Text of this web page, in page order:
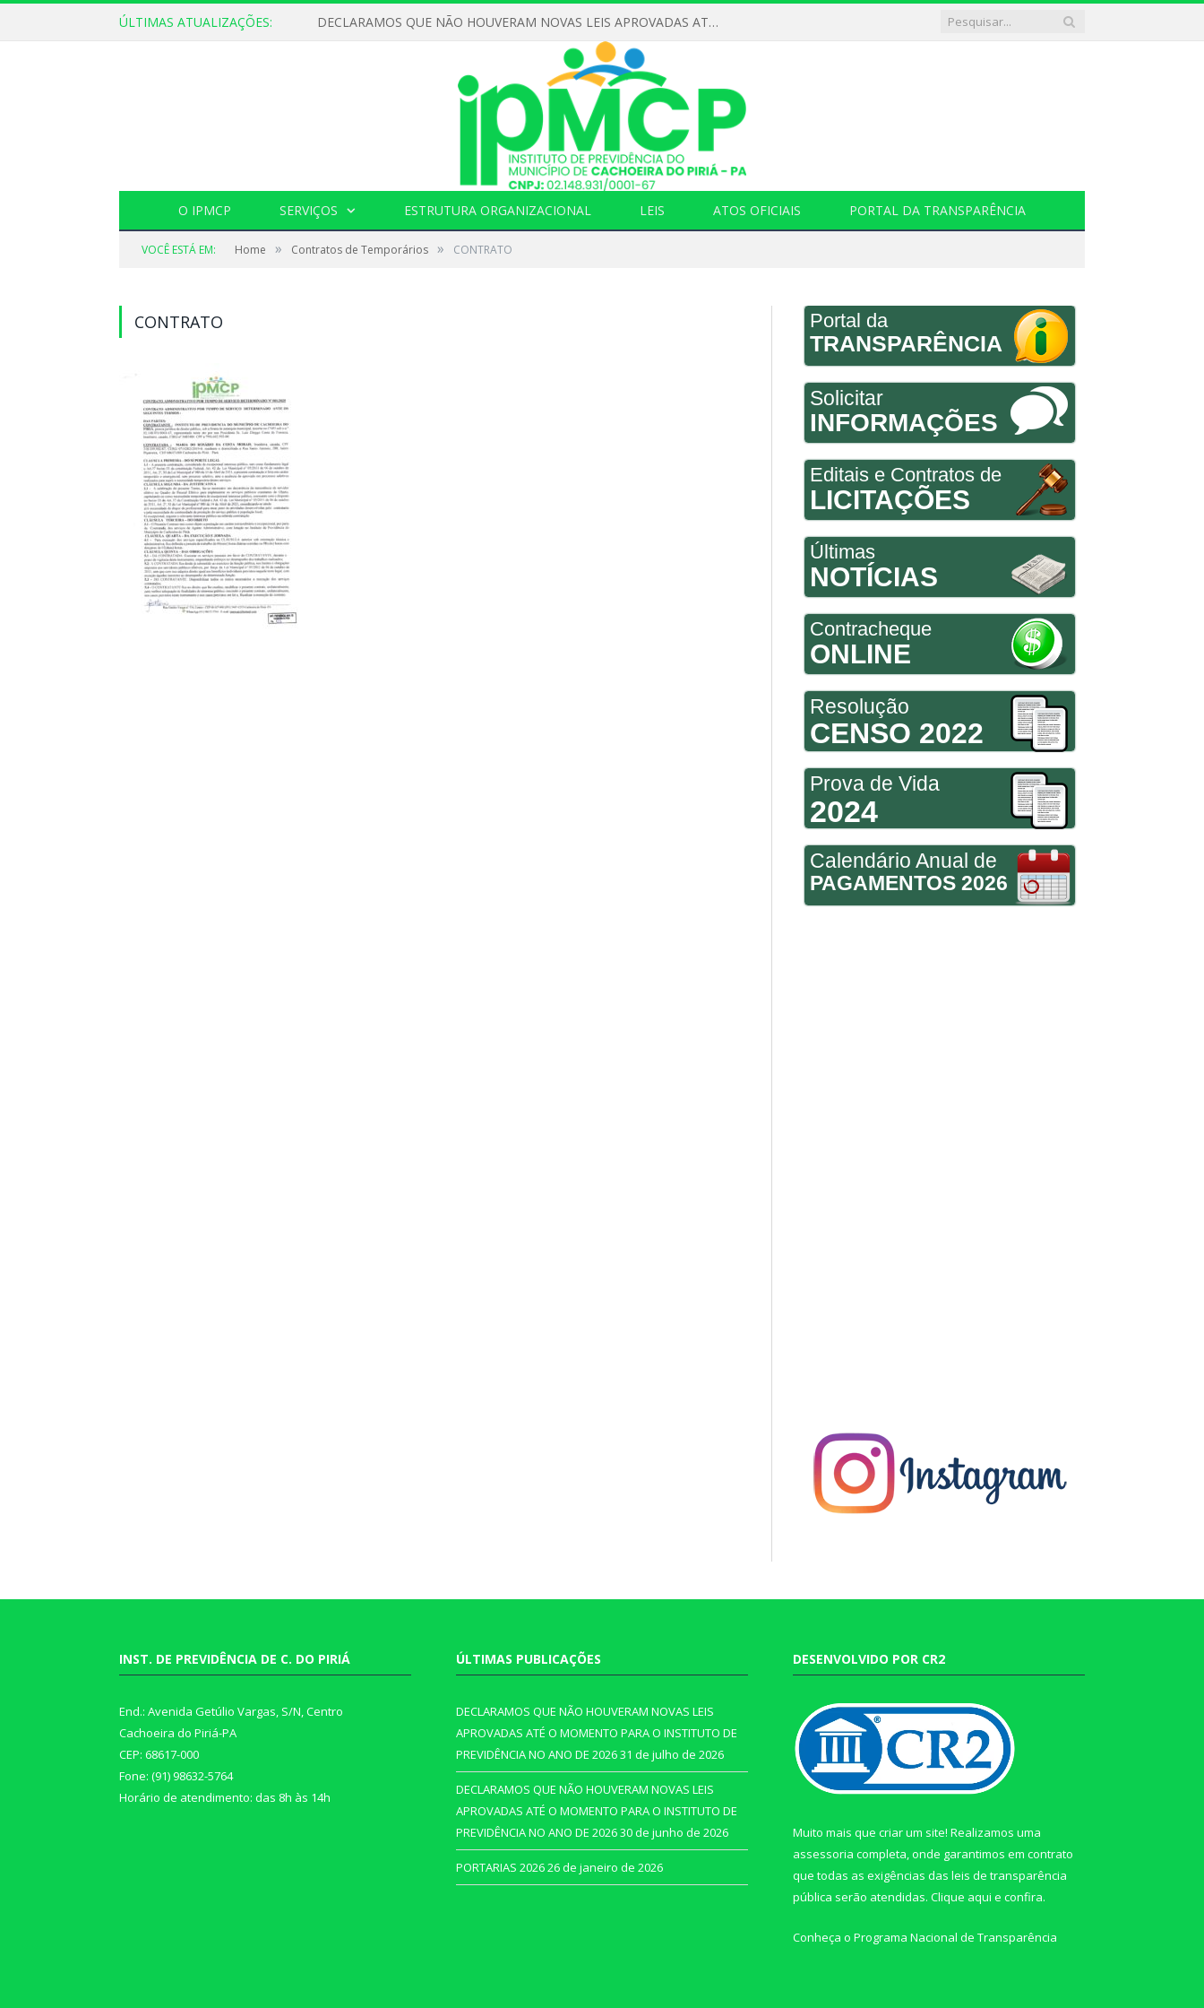
ÚLTIMAS ATUALIZAÇÕES: DECLARAMOS QUE NÃO HOUVERAM NOVAS LEIS APROVADAS ATÉ O MOMENTO PARA O INSTITUTO DE PREVIDÊNCIA NO ANO DE 2026
O IPMCP SERVIÇOS ESTRUTURA ORGANIZACIONAL LEIS ATOS OFICIAIS PORTAL DA TRANSPARÊNCIA
VOCÊ ESTÁ EM: Home » Contratos de Temporários » CONTRATO
CONTRATO Portal da
TRANSPARÊNCIA
Solicitar
INFORMAÇÕES
Editais e Contratos de
LICITAÇÕES
Últimas
NOTÍCIAS
Contracheque
ONLINE
Resolução
CENSO 2022
Prova de Vida
2024
Calendário Anual de
PAGAMENTOS 2026
INST. DE PREVIDÊNCIA DE C. DO PIRIÁ
End.: Avenida Getúlio Vargas, S/N, Centro
Cachoeira do Piriá-PA
CEP: 68617-000
Fone: (91) 98632-5764
Horário de atendimento: das 8h às 14h
ÚLTIMAS PUBLICAÇÕES
DECLARAMOS QUE NÃO HOUVERAM NOVAS LEIS
APROVADAS ATÉ O MOMENTO PARA O INSTITUTO DE
PREVIDÊNCIA NO ANO DE 202631 de julho de 2026
DECLARAMOS QUE NÃO HOUVERAM NOVAS LEIS
APROVADAS ATÉ O MOMENTO PARA O INSTITUTO DE
PREVIDÊNCIA NO ANO DE 202630 de junho de 2026
PORTARIAS 202626 de janeiro de 2026
DESENVOLVIDO POR CR2
Muito mais que criar um site! Realizamos uma
assessoria completa, onde garantimos em contrato
que todas as exigências das leis de transparência
pública serão atendidas. Clique aqui e confira.
Conheça o Programa Nacional de Transparência